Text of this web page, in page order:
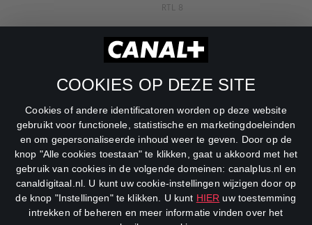
COOKIES OP DEZE SITE
Cookies of andere identificatoren worden op deze website
gebruikt voor functionele, statistische en marketingdoeleinden
en om gepersonaliseerde inhoud weer te geven. Door op de
knop "Alle cookies toestaan" te klikken, gaat u akkoord met het
gebruik van cookies in de volgende domeinen: canalplus.nl en
canaldigitaal.nl. U kunt uw cookie-instellingen wijzigen door op
de knop "Instellingen" te klikken. U kunt HIER uw toestemming
intrekken of beheren en meer informatie vinden over het
RTL 8
RTL Z
SBS6
Veronica
DreamWorks Channel